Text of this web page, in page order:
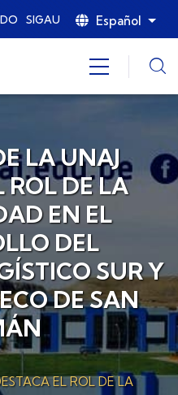
SIGAU Español
LA UNAJ
ROL DE LA
EN EL
DEL
SUR Y
DE SAN
EL ROL DE LA